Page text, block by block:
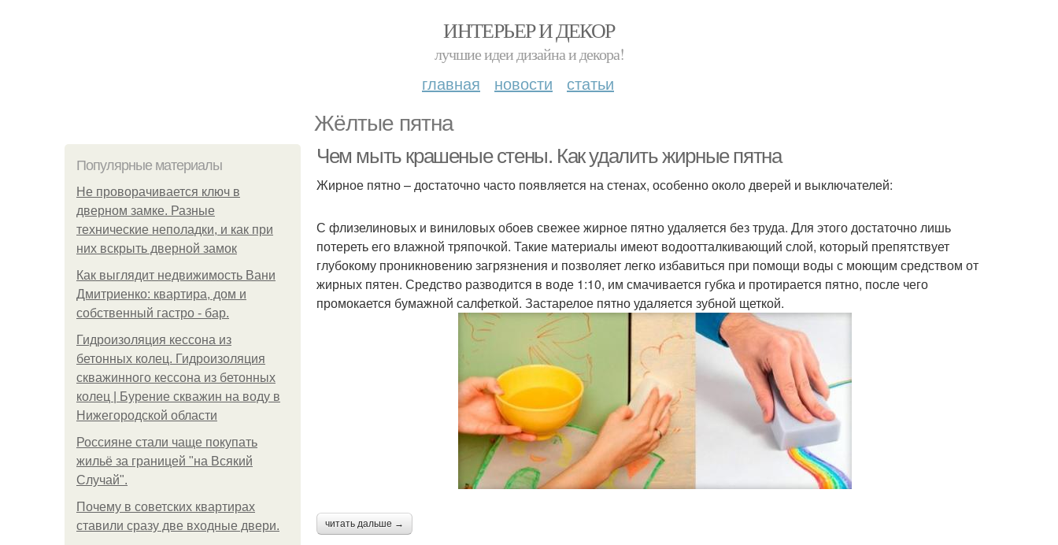
ИНТЕРЬЕР И ДЕКОР
лучшие идеи дизайна и декора!
главная новости статьи
Жёлтые пятна
Популярные материалы
Не проворачивается ключ в
дверном замке. Разные
технические неполадки, и как при
них вскрыть дверной замок
Как выглядит недвижимость Вани
Дмитриенко: квартира, дом и
собственный гастро - бар.
Гидроизоляция кессона из
бетонных колец. Гидроизоляция
скважинного кессона из бетонных
колец | Бурение скважин на воду в
Нижегородской области
Россияне стали чаще покупать
жильё за границей "на Всякий
Случай".
Почему в советских квартирах
ставили сразу две входные двери.
Чем мыть крашеные стены. Как удалить жирные пятна
Жирное пятно – достаточно часто появляется на стенах, особенно около дверей и выключателей:
С флизелиновых и виниловых обоев свежее жирное пятно удаляется без труда. Для этого достаточно лишь
потереть его влажной тряпочкой. Такие материалы имеют водоотталкивающий слой, который препятствует
глубокому проникновению загрязнения и позволяет легко избавиться при помощи воды с моющим средством от
жирных пятен. Средство разводится в воде 1:10, им смачивается губка и протирается пятно, после чего
промокается бумажной салфеткой. Застарелое пятно удаляется зубной щеткой.
читать дальше →